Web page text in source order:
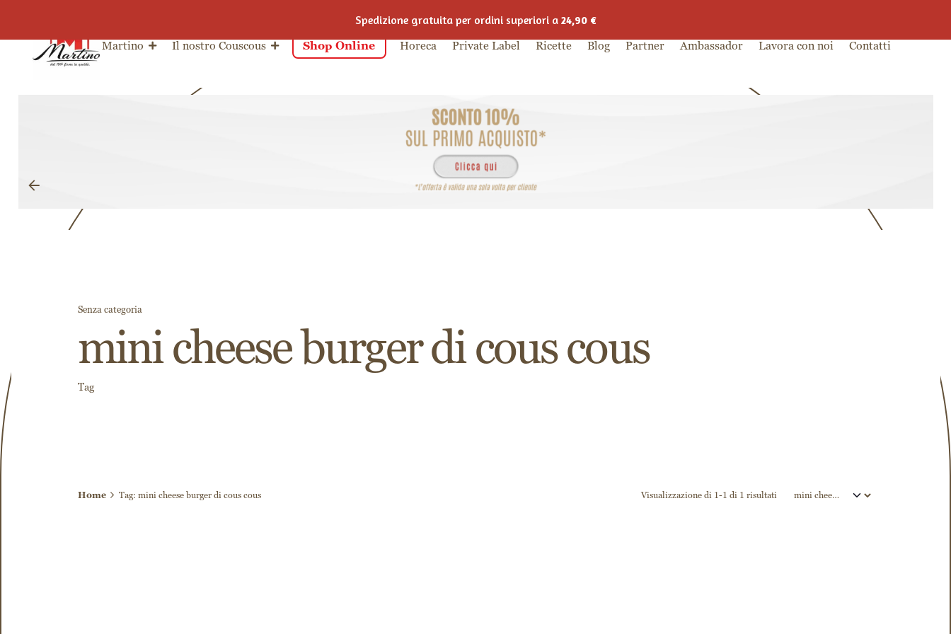
Martino Il nostro Couscous Shop Online Horeca Private Label Ricette Blog Partner Ambassador Lavora con noi Contatti
Senza categoria
mini cheese burger di cous cous
Tag
Home Tag: mini cheese burger di cous cous Visualizzazione di 1-1 di 1 risultati
Spedizione gratuita per ordini superiori a 24,90 €